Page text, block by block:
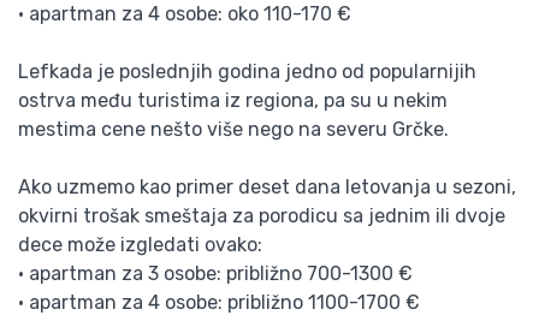
• apartman za 4 osobe: oko 110-170 €
Lefkada je poslednjih godina jedno od popularnijih
ostrva među turistima iz regiona, pa su u nekim
mestima cene nešto više nego na severu Grčke.
Ako uzmemo kao primer deset dana letovanja u sezoni,
okvirni trošak smeštaja za porodicu sa jednim ili dvoje
dece može izgledati ovako:
• apartman za 3 osobe: približno 700-1300 €
• apartman za 4 osobe: približno 1100-1700 €